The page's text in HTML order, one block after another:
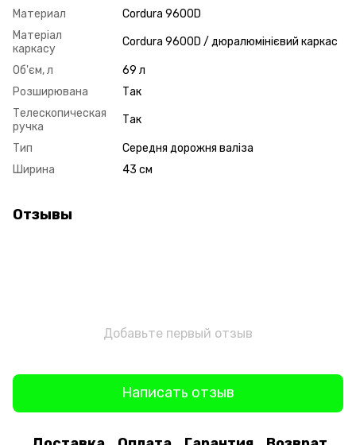
Материал
Cordura 9600D
Матеріал
каркасу
Cordura 9600D / дюралюмінієвий каркас
Об'єм, л
69 л
Розширювана
Так
Телескопическая
ручка
Так
Тип
Середня дорожня валіза
Ширина
43 см
Отзывы
Добавьте первый отзыв
Написать отзыв